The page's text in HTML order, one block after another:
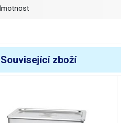
Hmotnost
Váha balení [kg]:
Související zboží